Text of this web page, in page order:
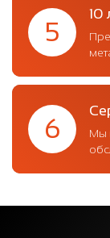
5
10
6
Мы